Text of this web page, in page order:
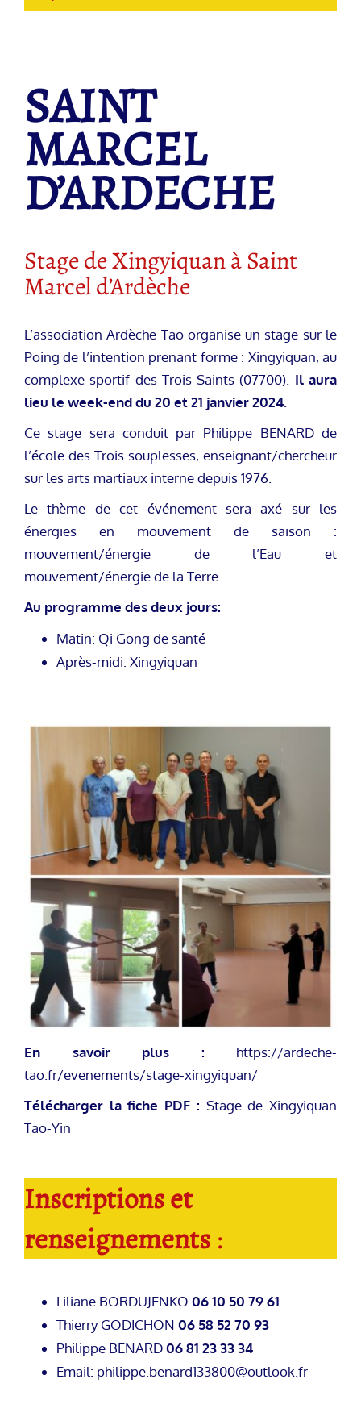
SAINT
MARCEL
D’ARDECHE
Stage de Xingyiquan à Saint
Marcel d’Ardèche
L’association Ardèche Tao organise un stage sur le
Poing de l’intention prenant forme : Xingyiquan, au
complexe sportif des Trois Saints (07700). Il aura
lieu le week-end du 20 et 21 janvier 2024.
Ce stage sera conduit par Philippe BENARD de
l’école des Trois souplesses, enseignant/chercheur
sur les arts martiaux interne depuis 1976.
Le thème de cet événement sera axé sur les
énergies en mouvement de saison :
mouvement/énergie de l’Eau et
mouvement/énergie de la Terre.
Au programme des deux jours:
Matin: Qi Gong de santé
Après-midi: Xingyiquan
En savoir plus :
https://ardeche-
tao.fr/evenements/stage-xingyiquan/
Télécharger la fiche PDF : Stage de Xingyiquan
Tao-Yin
Inscriptions et
renseignements :
Liliane BORDUJENKO 06 10 50 79 61
Thierry GODICHON 06 58 52 70 93
Philippe BENARD06 81 23 33 34
Email: philippe.benard133800@outlook.fr